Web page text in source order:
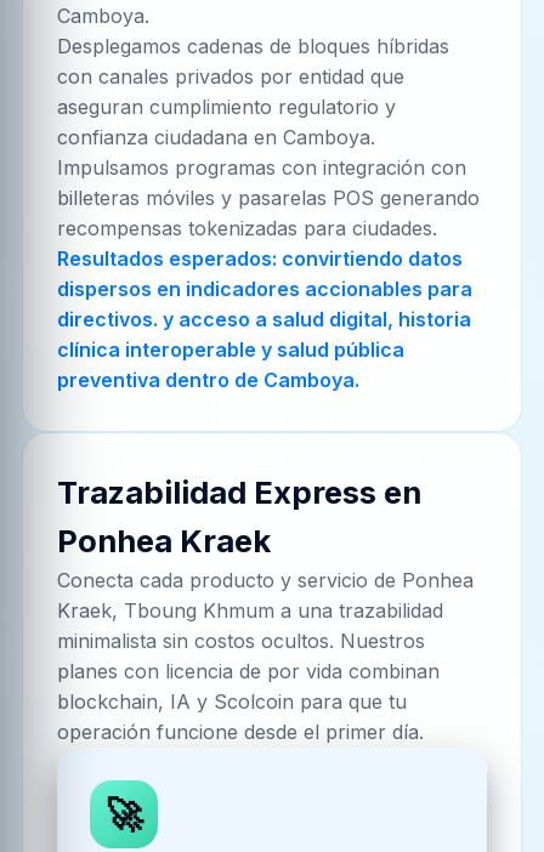
Camboya.
Desplegamos cadenas de bloques híbridas
con canales privados por entidad que
aseguran cumplimiento regulatorio y
confianza ciudadana en Camboya.
Impulsamos programas con integración con
billeteras móviles y pasarelas POS generando
recompensas tokenizadas para ciudades.
Resultados esperados: convirtiendo datos
dispersos en indicadores accionables para
directivos. y acceso a salud digital, historia
clínica interoperable y salud pública
preventiva dentro de Camboya.
Trazabilidad Express en
Ponhea Kraek
Conecta cada producto y servicio de Ponhea
Kraek, Tboung Khmum a una trazabilidad
minimalista sin costos ocultos. Nuestros
planes con licencia de por vida combinan
blockchain, IA y Scolcoin para que tu
operación funcione desde el primer día.
🚀